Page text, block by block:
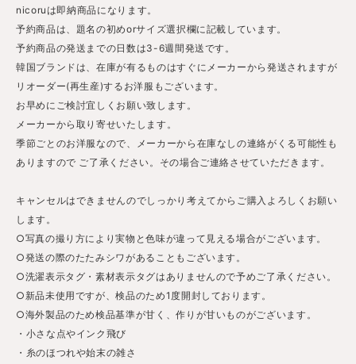
nicoruは即納商品になります。
予約商品は、題名の初めorサイズ選択欄に記載しています。
予約商品の発送までの日数は3-6週間発送です。
韓国ブランドは、在庫が有るものはすぐにメーカーから発送されますが
リオーダー(再生産)するお洋服もございます。
お早めにご検討宜しくお願い致します。
メーカーから取り寄せいたします。
季節ごとのお洋服なので、メーカーから在庫なしの連絡がくる可能性も
ありますので ご了承ください。その場合ご連絡させていただきます。
キャンセルはできませんのでしっかり考えてからご購入よろしくお願い
します。
○写真の撮り方により実物と色味が違って見える場合がございます。
○発送の際のたたみシワがあることもございます。
○洗濯表示タグ・素材表示タグはありませんので予めご了承ください。
○新品未使用ですが、検品のため1度開封しております。
○海外製品のため検品基準が甘く、作りが甘いものがございます。
・小さな点やインク飛び
・糸のほつれや始末の雑さ